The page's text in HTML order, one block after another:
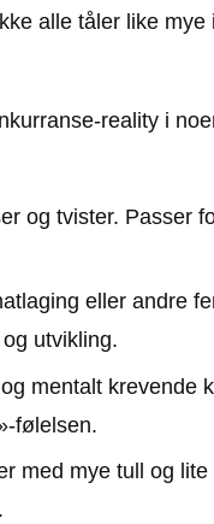
alle tåler like
reality i
og tvister. Passer
eller andre
utvikling.
mentalt krevende
følelsen.
med mye tull og